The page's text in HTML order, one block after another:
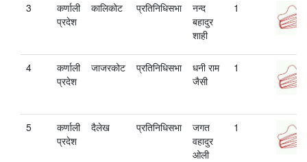
3
कर्णाली
प्रदेश
कालिकोट प्रतिनिधिसभा
नन्द
बहादुर
शाही
1
4
कर्णाली
प्रदेश
जाजरकोट प्रतिनिधिसभा
धनी राम
जैसी
1
5
कर्णाली
प्रदेश
दैलेख प्रतिनिधिसभा
जगत
वहादुर
ओली
1